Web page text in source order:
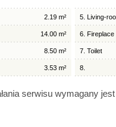
2.19 m² 5. Living-
14.00 m² 6. Fireplace
8.50 m² 7. Toilet
3.53 m² 8.
serwisu wymagany